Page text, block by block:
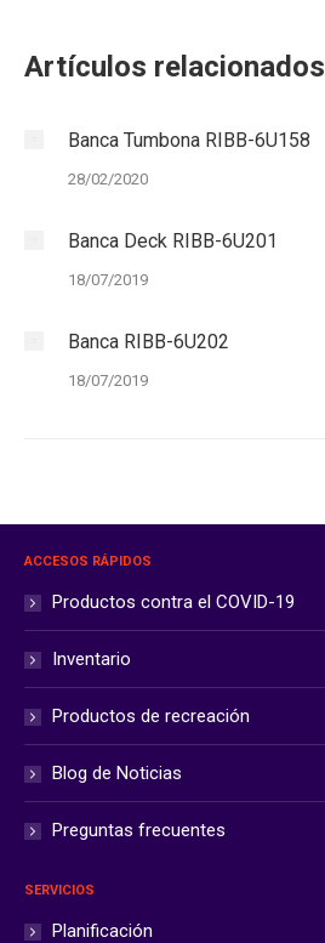
Artículos relacionados
Banca Tumbona RIBB-6U158
28/02/2020
Banca Deck RIBB-6U201
18/07/2019
Banca RIBB-6U202
18/07/2019
ACCESOS RÁPIDOS
Productos contra el COVID-19
Inventario
Productos de recreación
Blog de Noticias
Preguntas frecuentes
SERVICIOS
Planificación